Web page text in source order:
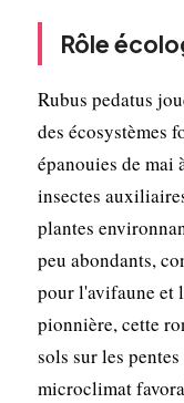
Rôle
Rubus pedatus
des écosystèmes
épanouies de
insectes
plantes
peu abondants,
pour l'avifaune et
pionnière, cette
sols sur les
microclimat